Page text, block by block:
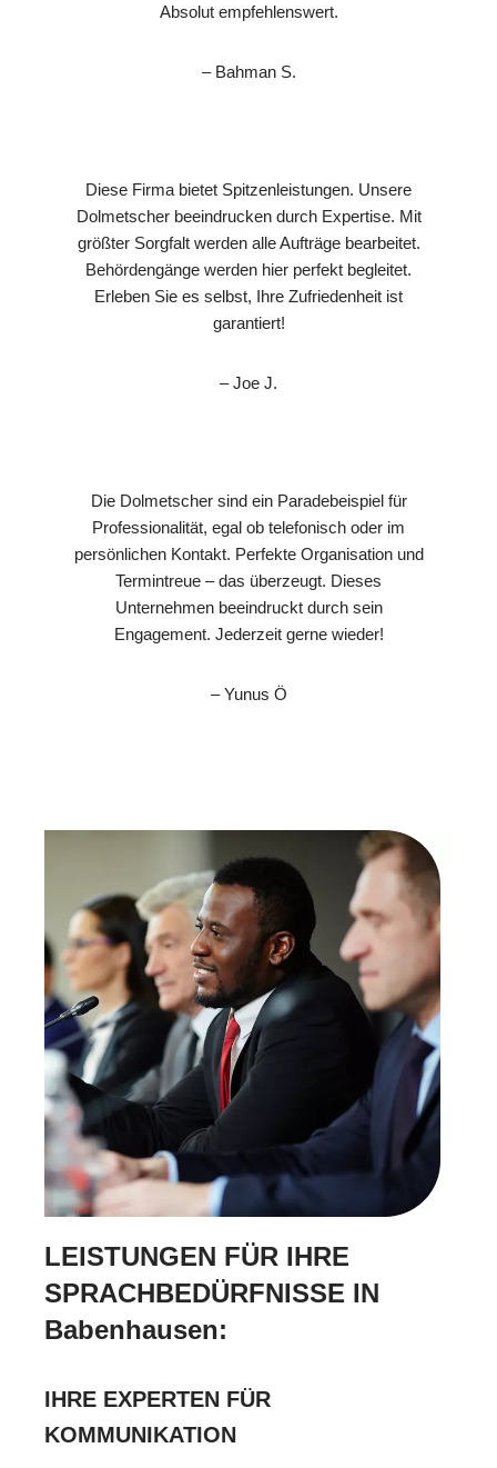
Absolut empfehlenswert.
– Bahman S.
Diese Firma bietet Spitzenleistungen. Unsere
Dolmetscher beeindrucken durch Expertise. Mit
größter Sorgfalt werden alle Aufträge bearbeitet.
Behördengänge werden hier perfekt begleitet.
Erleben Sie es selbst, Ihre Zufriedenheit ist
garantiert!
– Joe J.
Die Dolmetscher sind ein Paradebeispiel für
Professionalität, egal ob telefonisch oder im
persönlichen Kontakt. Perfekte Organisation und
Termintreue – das überzeugt. Dieses
Unternehmen beeindruckt durch sein
Engagement. Jederzeit gerne wieder!
– Yunus Ö
LEISTUNGEN FÜR IHRE
SPRACHBEDÜRFNISSE IN
Babenhausen:
IHRE EXPERTEN FÜR
KOMMUNIKATION